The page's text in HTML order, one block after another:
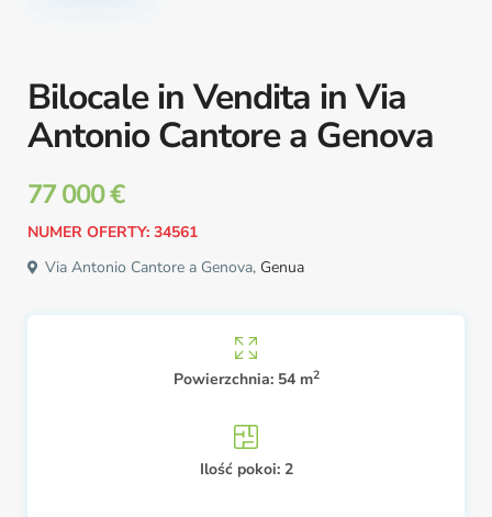
Bilocale in Vendita in Via
Antonio Cantore a Genova
77 000 €
NUMER OFERTY: 34561
Via Antonio Cantore a Genova, Genua
Powierzchnia: 54 m2
Ilość pokoi: 2